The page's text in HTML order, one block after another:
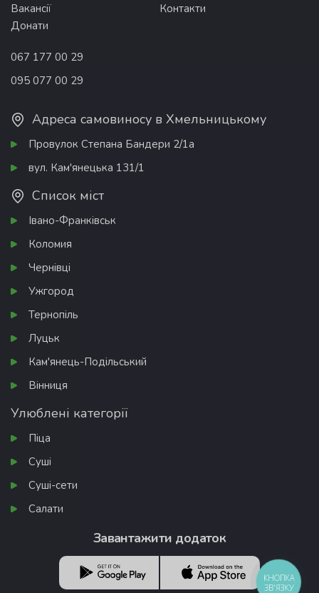
Вакансії
Контакти
Донати
067 177 00 29
095 077 00 29
Адреса самовиносу в Хмельницькому
Провулок Степана Бандери 2/1а
вул. Кам'янецька 131/1
Список міст
Івано-Франківськ
Коломия
Чернівці
Ужгород
Тернопіль
Луцьк
Кам'янець-Подільський
Вінниця
Улюблені категорії
Піца
Суші
Суші-сети
Салати
Завантажити додаток
КНОПКА
ЗВ'ЯЗКУ